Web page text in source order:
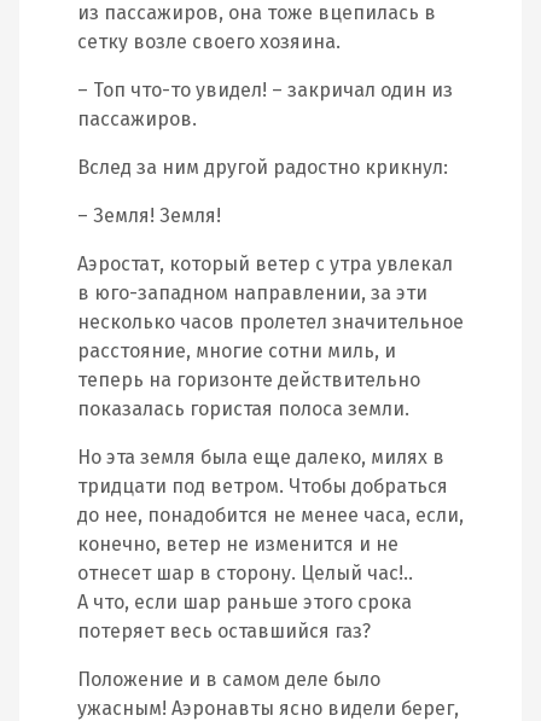
из пассажиров, она тоже вцепилась в
сетку возле своего хозяина.
– Топ что-то увидел! – закричал один из
пассажиров.
Вслед за ним другой радостно крикнул:
– Земля! Земля!
Аэростат, который ветер с утра увлекал
в юго-западном направлении, за эти
несколько часов пролетел значительное
расстояние, многие сотни миль, и
теперь на горизонте действительно
показалась гористая полоса земли.
Но эта земля была еще далеко, милях в
тридцати под ветром. Чтобы добраться
до нее, понадобится не менее часа, если,
конечно, ветер не изменится и не
отнесет шар в сторону. Целый час!..
А что, если шар раньше этого срока
потеряет весь оставшийся газ?
Положение и в самом деле было
ужасным! Аэронавты ясно видели берег,